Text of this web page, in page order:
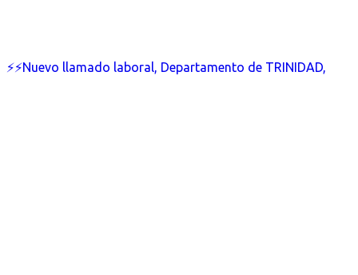
⚡⚡Nuevo llamado laboral, Departamento de TRINIDAD,